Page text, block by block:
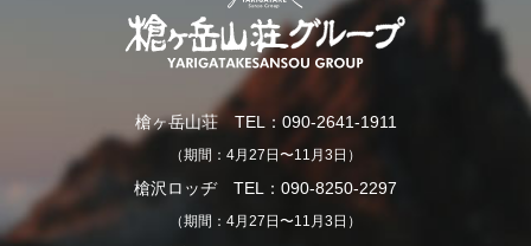
槍ヶ岳山荘 TEL：090-2641-1911
（期間：4月27日〜11月3日）
槍沢ロッヂ TEL：090-8250-2297
（期間：4月27日〜11月3日）